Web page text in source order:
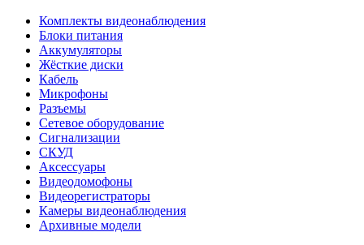
Комплекты видеонаблюдения
Блоки питания
Аккумуляторы
Жёсткие диски
Кабель
Микрофоны
Разъемы
Сетевое оборудование
Сигнализации
СКУД
Аксессуары
Видеодомофоны
Видеорегистраторы
Камеры видеонаблюдения
Архивные модели